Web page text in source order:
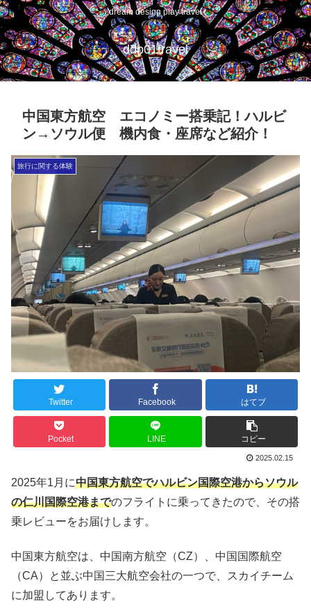
dream design play travel
ddp01travel
中国東方航空 エコノミー搭乗記！ハルビ
ン→ソウル便 機内食・座席など紹介！
旅行に関する体験
Twitter Facebook はてブ
Pocket LINE コピー
2025.02.15
2025年1月に中国東方航空でハルビン国際空港からソウル
の仁川国際空港までのフライトに乗ってきたので、その搭
乗レビューをお届けします。
中国東方航空は、中国南方航空（CZ）、中国国際航空
（CA）と並ぶ中国三大航空会社の一つで、スカイチーム
に加盟してあります。